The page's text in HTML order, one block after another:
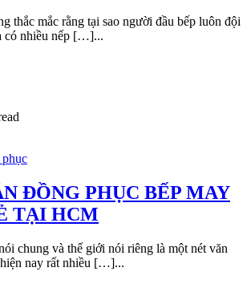
thắc mắc rằng tại sao người đầu bếp luôn đội
có nhiều nếp […]...
ĐỒNG PHỤC BẾP MAY
TẠI HCM
chung và thế giới nói riêng là một nét văn
nay rất nhiều […]...